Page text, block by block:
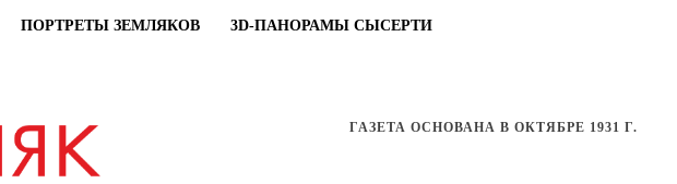
ПОРТРЕТЫ ЗЕМЛЯКОВ 3D-ПАНОРАМЫ СЫСЕРТИ
ГАЗЕТА ОСНОВАНА В ОКТЯБРЕ 1931 Г.